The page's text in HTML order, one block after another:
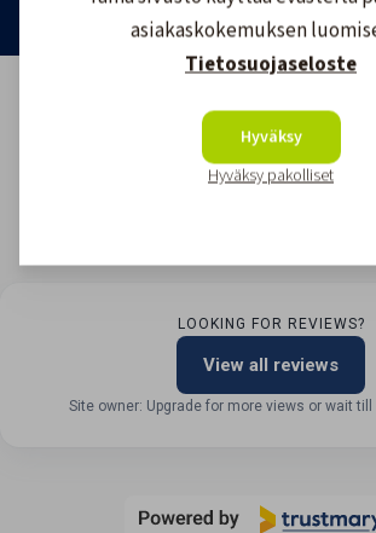
LOOKING FOR REVIEWS?
View all reviews
Site owner: Upgrade for more views or wait
asiakaskokemuksen
Tietosuojaseloste
Hyväksy
Hyväksy pakolliset